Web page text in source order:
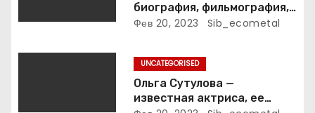
и
с
биография, фильмография,
достижения
Фев 20, 2023 Sib_ecometal
UNCATEGORISED
Ольга Сутулова —
известная актриса, ее